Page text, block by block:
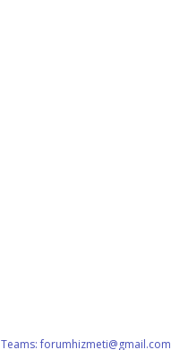
Teams:forumhizmeti@gmail.com